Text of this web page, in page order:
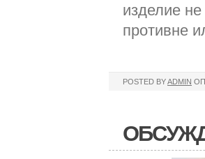
изделие
противне
POSTED BYADMIN